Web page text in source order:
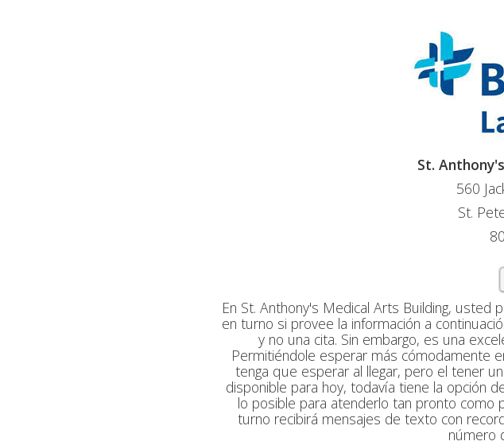
St.
560
St.
En St. Anthony's Medical Arts Building,
en turno si provee la información a
y no una cita. Sin embargo, es una
Permitiéndole esperar más cómodamente
tenga que esperar al llegar, pero el tener
disponible para hoy, todavía tiene la opción
lo posible para atenderlo tan pronto como
turno recibirá mensajes de texto con
número